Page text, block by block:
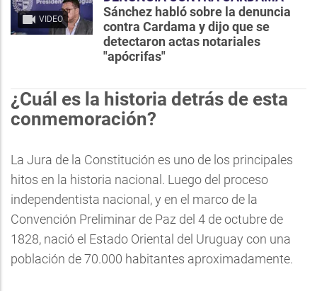
VIDEO
Sánchez habló sobre la denuncia
contra Cardama y dijo que se
detectaron actas notariales
"apócrifas"
¿Cuál es la historia detrás de esta
conmemoración?
La Jura de la Constitución es uno de los principales
hitos en la historia nacional. Luego del proceso
independentista nacional, y en el marco de la
Convención Preliminar de Paz del 4 de octubre de
1828, nació el Estado Oriental del Uruguay con una
población de 70.000 habitantes aproximadamente.